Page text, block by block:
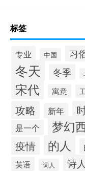
标签
专业 中国 习
冬天 冬季
宋代 寓意
攻略 新年
是一个 梦幻
疫情 的人
英语 词人 诗人